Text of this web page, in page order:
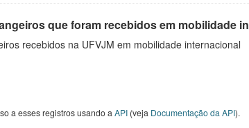
que foram recebidos em mobilidade
recebidos na UFVJM em mobilidade internacional
a esses registros usando a API(veja Documentação da API).